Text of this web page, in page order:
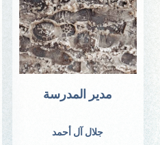
مدير المدرسة
جلال آل أحمد